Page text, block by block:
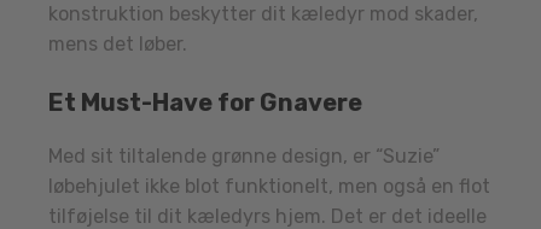
konstruktion beskytter dit kæledyr mod skader,
mens det løber.
Et Must-Have for Gnavere
Med sit tiltalende grønne design, er “Suzie”
løbehjulet ikke blot funktionelt, men også en flot
tilføjelse til dit kæledyrs hjem. Det er det ideelle